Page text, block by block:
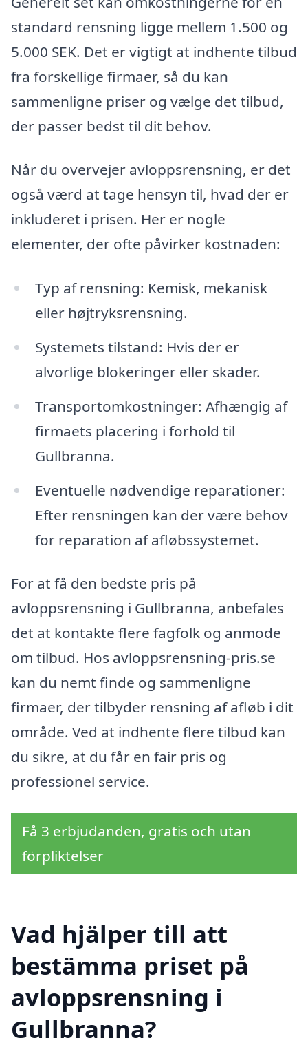
standard rensning ligge mellem 1.500 og
5.000 SEK. Det er vigtigt at indhente tilbud
fra forskellige firmaer, så du kan
sammenligne priser og vælge det tilbud,
der passer bedst til dit behov.
Når du overvejer avloppsrensning, er det
også værd at tage hensyn til, hvad der er
inkluderet i prisen. Her er nogle
elementer, der ofte påvirker kostnaden:
Typ af rensning: Kemisk, mekanisk
eller højtryksrensning.
Systemets tilstand: Hvis der er
alvorlige blokeringer eller skader.
Transportomkostninger: Afhængig af
firmaets placering i forhold til
Gullbranna.
Eventuelle nødvendige reparationer:
Efter rensningen kan der være behov
for reparation af afløbssystemet.
For at få den bedste pris på
avloppsrensning i Gullbranna, anbefales
det at kontakte flere fagfolk og anmode
om tilbud. Hos avloppsrensning-pris.se
kan du nemt finde og sammenligne
firmaer, der tilbyder rensning af afløb i dit
område. Ved at indhente flere tilbud kan
du sikre, at du får en fair pris og
professionel service.
Få 3 erbjudanden, gratis och utan
förpliktelser
Vad hjälper till att
bestämma priset på
avloppsrensning i
Gullbranna?